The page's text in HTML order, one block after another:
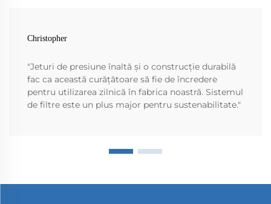
Christopher
"Jeturi de presiune înaltă și o construcție durabilă
fac ca această curățătoare să fie de încredere
pentru utilizarea zilnică în fabrica noastră. Sistemul
de filtre este un plus major pentru sustenabilitate."